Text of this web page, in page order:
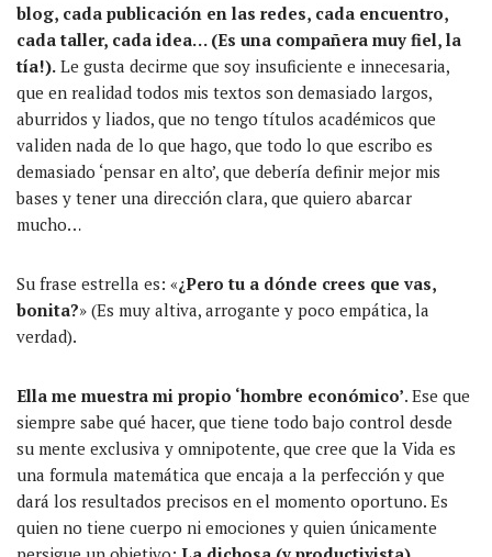
blog, cada publicación en las redes, cada encuentro,
cada taller, cada idea… (Es una compañera muy fiel, la
tía!). Le gusta decirme que soy insuficiente e innecesaria,
que en realidad todos mis textos son demasiado largos,
aburridos y liados, que no tengo títulos académicos que
validen nada de lo que hago, que todo lo que escribo es
demasiado ‘pensar en alto’, que debería definir mejor mis
bases y tener una dirección clara, que quiero abarcar
mucho…
Su frase estrella es: «¿Pero tu a dónde crees que vas,
bonita?» (Es muy altiva, arrogante y poco empática, la
verdad).
Ella me muestra mi propio ‘hombre económico’. Ese que
siempre sabe qué hacer, que tiene todo bajo control desde
su mente exclusiva y omnipotente, que cree que la Vida es
una formula matemática que encaja a la perfección y que
dará los resultados precisos en el momento oportuno. Es
quien no tiene cuerpo ni emociones y quien únicamente